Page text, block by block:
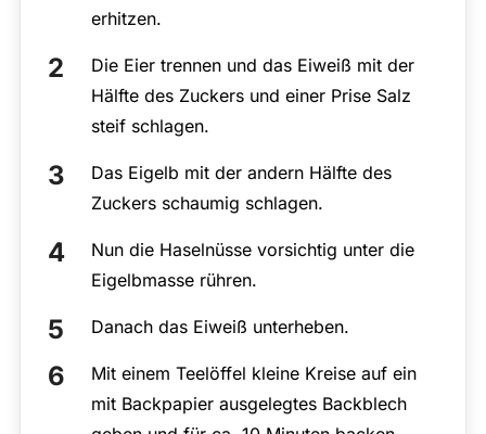
erhitzen.
Die Eier trennen und das Eiweiß mit der
Hälfte des Zuckers und einer Prise Salz
steif schlagen.
Das Eigelb mit der andern Hälfte des
Zuckers schaumig schlagen.
Nun die Haselnüsse vorsichtig unter die
Eigelbmasse rühren.
Danach das Eiweiß unterheben.
Mit einem Teelöffel kleine Kreise auf ein
mit Backpapier ausgelegtes Backblech